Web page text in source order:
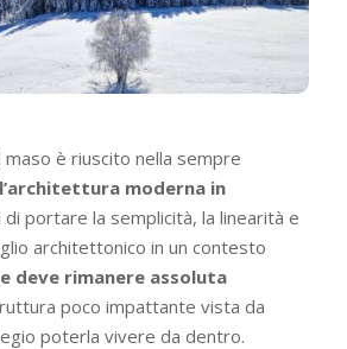
maso è riuscito nella sempre
moderna in
di portare la semplicità, la linearità e
architettonico in un contesto
deve rimanere assoluta
poco impattante vista da
poterla vivere da dentro.